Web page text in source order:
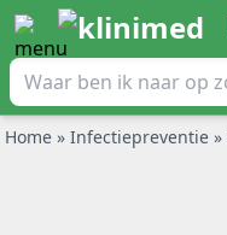
Home » Infectiepreventie »